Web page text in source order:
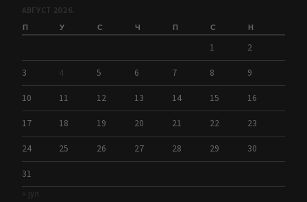
АВГУСТ 2026.
П У С Ч П С Н
1 2
3 4 5 6 7 8 9
10 11 12 13 14 15 16
17 18 19 20 21 22 23
24 25 26 27 28 29 30
31
« јул